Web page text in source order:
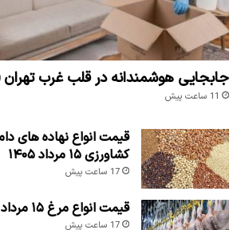
جابجایی هوشمندانه در قلب غرب تهران
11 ساعت پیش
قیمت انواع نهاده های
کشاورزی ۱۵ مرداد ۱۴۰۵
17 ساعت پیش
قیمت انواع مرغ ۱۵ مرداد ۱۴۰۵
17 ساعت پیش